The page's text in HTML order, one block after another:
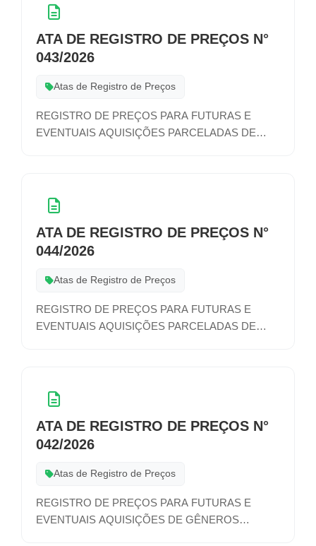
demandas e demais serviços no quais serão
empregados.
ATA DE REGISTRO DE PREÇOS N°
043/2026
Atas de Registro de Preços
REGISTRO DE PREÇOS PARA FUTURAS E
EVENTUAIS AQUISIÇÕES PARCELADAS DE
ATENDER AS DEMANDAS DAS SECRETARIAS
MUNICIPAIS
ATA DE REGISTRO DE PREÇOS N°
044/2026
Atas de Registro de Preços
REGISTRO DE PREÇOS PARA FUTURAS E
EVENTUAIS AQUISIÇÕES PARCELADAS DE
ATENDER AS DEMANDAS DAS SECRETARIAS
MUNICIPAIS
ATA DE REGISTRO DE PREÇOS N°
042/2026
Atas de Registro de Preços
REGISTRO DE PREÇOS PARA FUTURAS E
EVENTUAIS AQUISIÇÕES DE GÊNEROS